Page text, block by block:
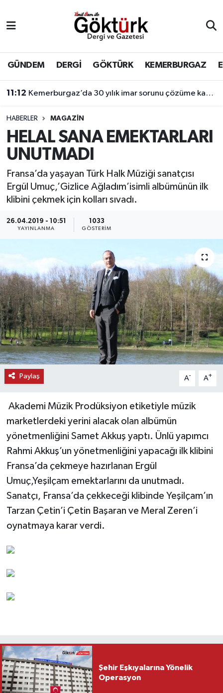
GÜNDEM DERGİ GÖKTÜRK KEMERBURGAZ
11:12 Kemerburgaz’da 30 yılık imar sorunu çözüme kavuşuyor
HABERLER MAGAZİN
HELAL SANA EMEKTARLARI
UNUTMADI
Fransa’da yaşayan Türk Halk Müziği sanatçısı
Ergül Umuç,’Gizlice Ağladım’isimli albümünün ilk
klibini çekmek için kolları sıvadı.
26.04.2019 - 10:51
YAYINLANMA
1033
GÖSTERIM
Paylaş A- A+
Akademi Müzik Prodüksiyon etiketiyle müzik
marketlerdeki yerini alacak olan albümün
yönetmenliğini Samet Akkuş yaptı. Ünlü yapımcı
Rahmi Akkuş’un yönetmenliğini yapacağı ilk klibini
Fransa’da çekmeye hazırlanan Ergül
Umuç,Yeşilçam emektarlarını da unutmadı.
Sanatçı, Fransa’da çekkeceği klibinde Yeşilçam’ın
Tarzan Çetin’i Çetin Başaran ve Meral Zeren’i
oynatmaya karar verdi.
Şehir Eşkıyalarına Yönelik
Operasyon
BİLİM
DERGİ
DÜNYA
EĞİTİM
GÖKTÜRK
KEMERBURGAZ
KÜLTÜR - SANAT
MAGAZİN
ÖZEL HABER
SAĞLIK
SPOR
TİCARET
YAŞAM
Eyüpsultan Hava Durumu
Eyüpsultan Trafik Yoğunluk Haritası
Süper Lig Puan Durumu ve Fikstür
Tüm Manşetler
Son Dakika Haberleri